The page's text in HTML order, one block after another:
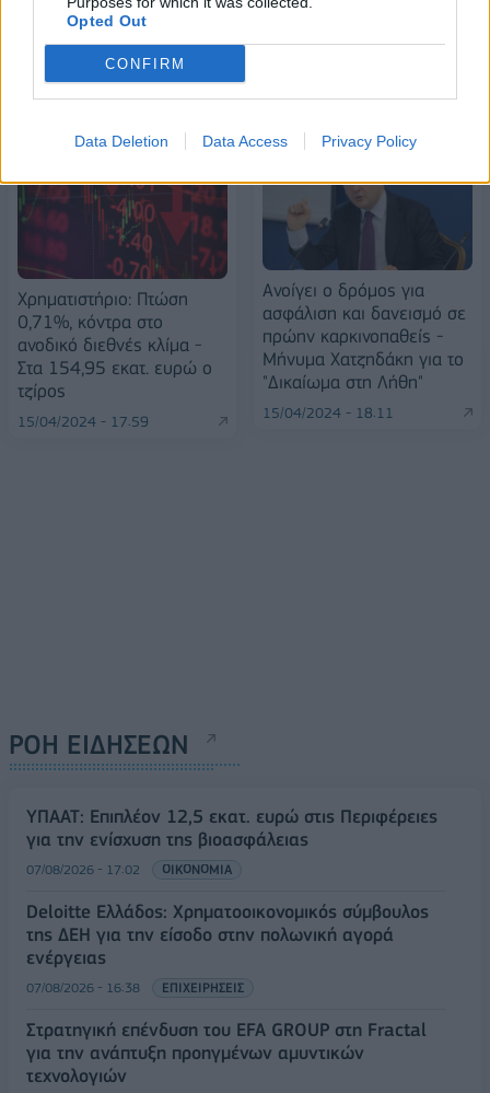
Opted Out
CONFIRM
Data Deletion Data Access Privacy Policy
ΠΕΡΙΣΣΌΤΕΡΑ ΣΕ ΑΥΤΉ ΤΗΝ ΚΑΤΗΓΟΡΊΑ
Χρηματιστήριο: Πτώση
0,71%, κόντρα στο
ανοδικό διεθνές κλίμα -
Στα 154,95 εκατ. ευρώ ο
τζίρος
15/04/2024 - 17:59
Ανοίγει ο δρόμος για
ασφάλιση και δανεισμό σε
πρώην καρκινοπαθείς -
Μήνυμα Χατζηδάκη για το
"Δικαίωμα στη Λήθη"
15/04/2024 - 18:11
ΡΟΗ ΕΙΔΗΣΕΩΝ
ΥΠΑΑΤ: Επιπλέον 12,5 εκατ. ευρώ στις Περιφέρειες
για την ενίσχυση της βιοασφάλειας
07/08/2026 - 17:02 ΟΙΚΟΝΟΜΙΑ
Deloitte Ελλάδος: Χρηματοοικονομικός σύμβουλος
της ΔΕΗ για την είσοδο στην πολωνική αγορά
ενέργειας
07/08/2026 - 16:38 ΕΠΙΧΕΙΡΗΣΕΙΣ
Στρατηγική επένδυση του EFA GROUP στη Fractal
για την ανάπτυξη προηγμένων αμυντικών
τεχνολογιών